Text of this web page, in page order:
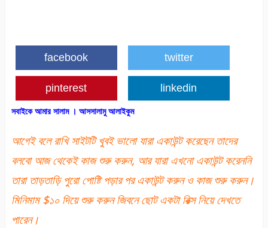
facebook twitter
pinterest linkedin
সবাইকে আমার সালাম । আসসালামু আলাইকুম
আগেই বলে রাখি সাইটটি খুবই ভালো যারা একাউন্ট করেছেন তাদের
বলবো আজ থেকেই কাজ শুরু করুন, আর যারা এখনো একাউন্ট করেননি
তারা তাড়তাড়ি পুরো পোষ্টি পড়ার পর একাউন্ট করুন ও কাজ শুরু করুন।
মিনিমাম $১০ দিয়ে শুরু করুন জিবনে ছোট একটা রিক্স নিয়ে দেখতে
পারেন।